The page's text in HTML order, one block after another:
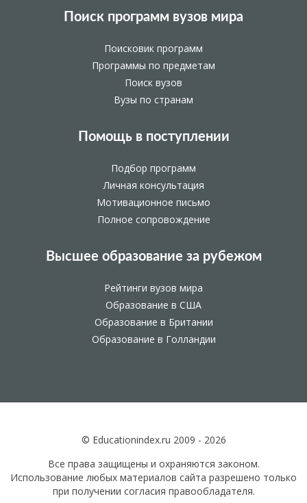
Поиск программ вузов мира
Поисковик программ
Программы по предметам
Поиск вузов
Вузы по странам
Помощь в поступлении
Подбор программ
Личная консультация
Мотивационное письмо
Полное сопровождение
Высшее образование за рубежом
Рейтинги вузов мира
Образование в США
Образование в Британии
Образование в Голландии
© Educationindex.ru 2009 - 2026
Все права защищены и охраняются законом.
Использование любых материалов сайта разрешено только
при получении согласия правообладателя.